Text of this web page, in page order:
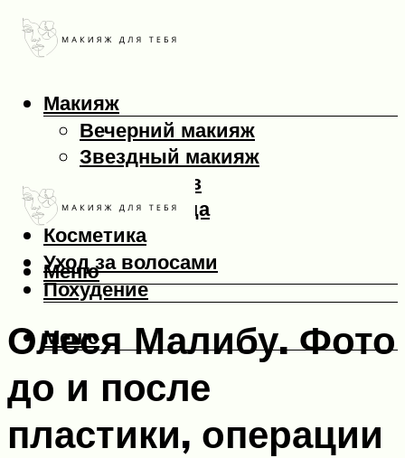
Макияж
Вечерний макияж
Звездный макияж
Макияж глаз
Макияж лица
Косметика
Уход за волосами
Похудение
Меню
Меню
Олеся Малибу. Фото
до и после
пластики, операции